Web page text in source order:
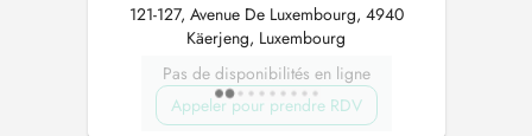
121-127, Avenue De Luxembourg, 4940
Käerjeng, Luxembourg
Pas de disponibilités en ligne
Appeler pour prendre RDV